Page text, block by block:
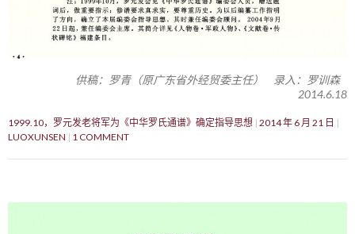
供稿：罗青（原广东省外经贸委主任） 录入：罗训森
2014.6.18
1999.10，罗元发老将军为《中华罗氏通谱》确定指导思想 2014 年 6 月 21 日
LUOXUNSEN
1 COMMENT